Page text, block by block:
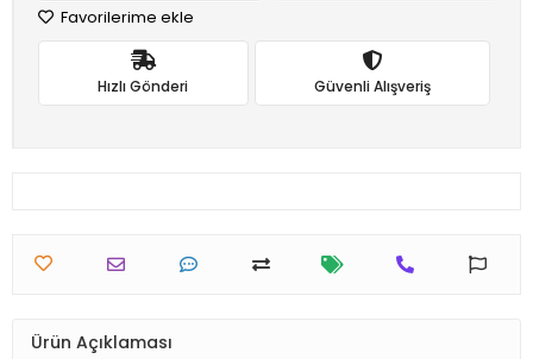
Favorilerime ekle
Hızlı Gönderi Güvenli Alışveriş
Ürün Açıklaması